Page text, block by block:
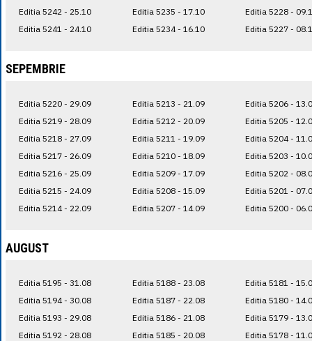
Editia 5242 - 25.10
Editia 5241 - 24.10
Editia 5235 - 17.10
Editia 5234 - 16.10
Editia 5228 -
Editia 5227 -
SEPEMBRIE
Editia 5220 - 29.09
Editia 5219 - 28.09
Editia 5218 - 27.09
Editia 5217 - 26.09
Editia 5216 - 25.09
Editia 5215 - 24.09
Editia 5214 - 22.09
Editia 5213 - 21.09
Editia 5212 - 20.09
Editia 5211 - 19.09
Editia 5210 - 18.09
Editia 5209 - 17.09
Editia 5208 - 15.09
Editia 5207 - 14.09
Editia 5206 -
Editia 5205 -
Editia 5204 -
Editia 5203 -
Editia 5202 -
Editia 5201 -
Editia 5200 -
AUGUST
Editia 5195 - 31.08
Editia 5194 - 30.08
Editia 5193 - 29.08
Editia 5192 - 28.08
Editia 5188 - 23.08
Editia 5187 - 22.08
Editia 5186 - 21.08
Editia 5185 - 20.08
Editia 5181 -
Editia 5180 -
Editia 5179 -
Editia 5178 -